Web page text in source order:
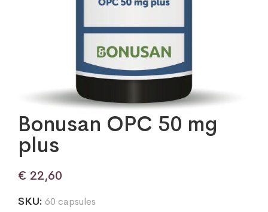
Bonusan OPC 50 mg
plus
€ 22,60
SKU: 60 capsules